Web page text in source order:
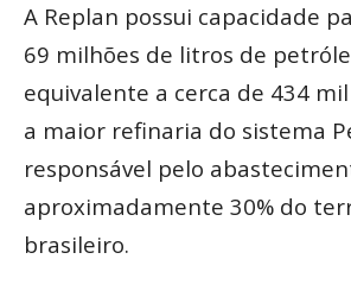
A Replan possui capacidade
69 milhões de litros de
equivalente a cerca de 434
a maior refinaria do sistema
responsável pelo
aproximadamente 30% do
brasileiro.